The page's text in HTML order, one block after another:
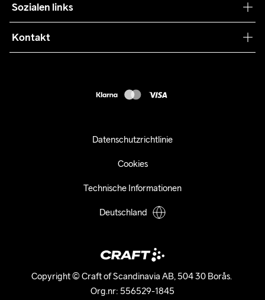
Zusammenarbeit
Press
Retouren
Kundendienst
Sozialen links
Kontakt
Copyright © Craft of Scandinavia AB, 504 30 Borås.
Org.nr: 556529-1845
Datenschutzrichtlinie
Cookies
Technische Informationen
Deutschland